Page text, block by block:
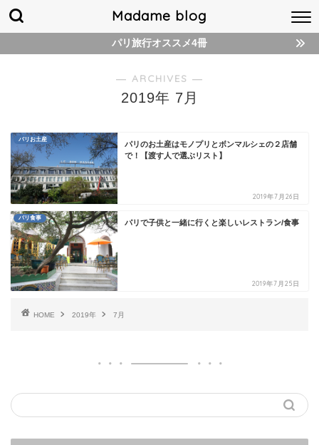
Madame blog
パリ旅行オススメ4冊
― ARCHIVES ―
2019年 7月
パリお土産
パリのお土産はモノプリとボンマルシェの２店舗
で！【渡す人で選ぶリスト】
2019年7月26日
パリ食事
パリで子供と一緒に行くと楽しいレストラン/食事
2019年7月25日
HOME 2019年 7月